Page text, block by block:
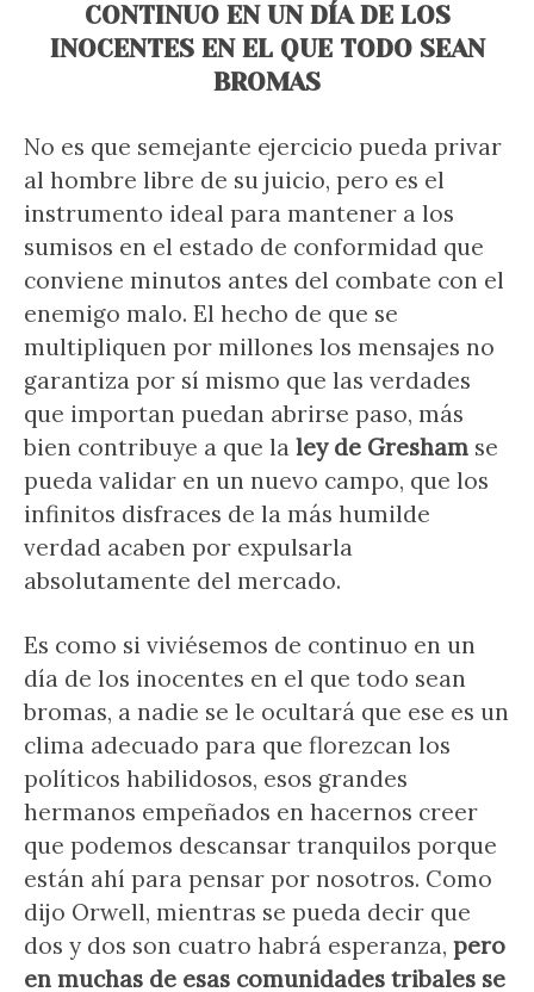
CONTINUO EN UN DÍA DE LOS
INOCENTES EN EL QUE TODO SEAN
BROMAS
No es que semejante ejercicio pueda privar
al hombre libre de su juicio, pero es el
instrumento ideal para mantener a los
sumisos en el estado de conformidad que
conviene minutos antes del combate con el
enemigo malo. El hecho de que se
multipliquen por millones los mensajes no
garantiza por sí mismo que las verdades
que importan puedan abrirse paso, más
bien contribuye a que la ley de Gresham se
pueda validar en un nuevo campo, que los
infinitos disfraces de la más humilde
verdad acaben por expulsarla
absolutamente del mercado.
Es como si viviésemos de continuo en un
día de los inocentes en el que todo sean
bromas, a nadie se le ocultará que ese es un
clima adecuado para que florezcan los
políticos habilidosos, esos grandes
hermanos empeñados en hacernos creer
que podemos descansar tranquilos porque
están ahí para pensar por nosotros. Como
dijo Orwell, mientras se pueda decir que
dos y dos son cuatro habrá esperanza, pero
en muchas de esas comunidades tribales se